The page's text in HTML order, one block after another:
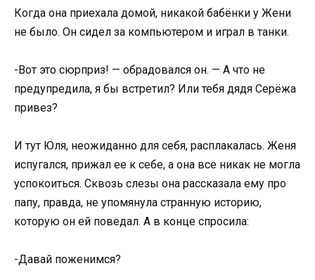
Когда она приехала домой, никакой бабёнки у Жени
не было. Он сидел за компьютером и играл в танки.
-Вот это сюрприз! — обрадовался он. — А что не
предупредила, я бы встретил? Или тебя дядя Серёжа
привез?
И тут Юля, неожиданно для себя, расплакалась. Женя
испугался, прижал ее к себе, а она все никак не могла
успокоиться. Сквозь слезы она рассказала ему про
папу, правда, не упомянула странную историю,
которую он ей поведал. А в конце спросила:
-Давай поженимся?